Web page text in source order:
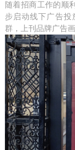
随着招商工作的顺
步启动线下广告投
群，上刊品牌广告